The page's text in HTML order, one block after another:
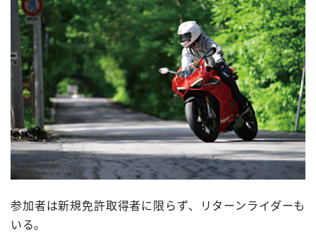
参加者は新規免許取得者に限らず、リターンライダーも
いる。